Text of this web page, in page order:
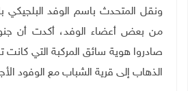
ونقل المتحدث باسم الوفد البلجيكي
من بعض أعضاء الوفد، أكدت أن جنود
صادروا هوية سائق المركبة التي
الذهاب إلى قرية الشباب مع الوفود